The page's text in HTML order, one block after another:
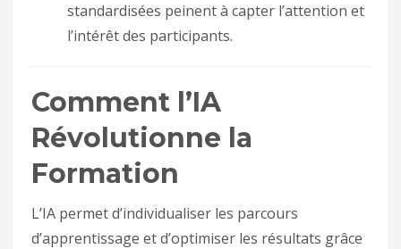
standardisées peinent à capter l’attention et
l’intérêt des participants.
Comment l’IA
Révolutionne la
Formation
L’IA permet d’individualiser les parcours
d’apprentissage et d’optimiser les résultats grâce